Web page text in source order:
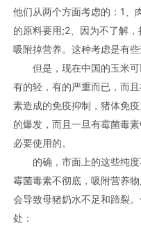
他们从两个方面考虑的：1、
的原料要用;2、因为不了解
吸附掉营养。这种考虑是有些
但是，现在中国的玉米可
有的轻，有的严重而已，而
素造成的免疫抑制，猪体免
的爆发，而且一旦有霉菌毒
必要使用的。
的确，市面上的这些纯度
霉菌毒素不彻底，吸附营养
会导致母猪奶水不足和蹄裂
处：